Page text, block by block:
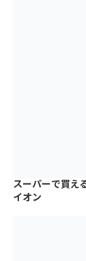
スーパーで買え
イオン